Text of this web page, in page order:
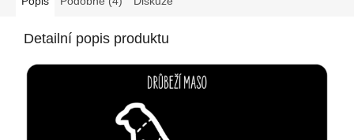
Detailní popis produktu